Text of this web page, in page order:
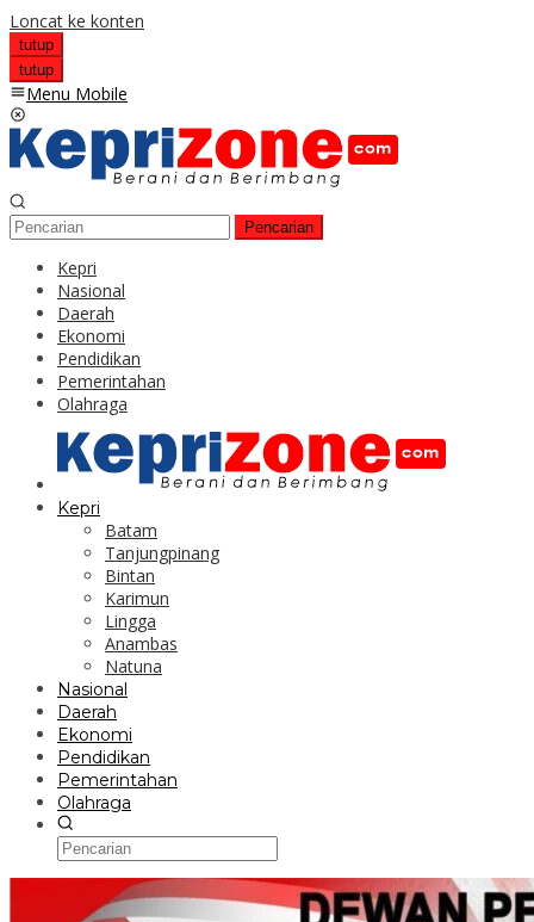
Loncat ke konten
tutup
tutup
Menu Mobile
Pencarian
Kepri
Nasional
Daerah
Ekonomi
Pendidikan
Pemerintahan
Olahraga
Kepri
Batam
Tanjungpinang
Bintan
Karimun
Lingga
Anambas
Natuna
Nasional
Daerah
Ekonomi
Pendidikan
Pemerintahan
Olahraga